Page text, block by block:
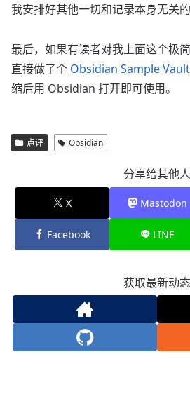
我安排好其他一切和记录本身无关的
最后，如果有读者对我上面这个极
直接做了个 Obsidian Sample Vault
缩后用 Obsidian 打开即可使用。
点评 Obsidian
分享给其他人
X Mastodon
Facebook LINE
获取最新动态